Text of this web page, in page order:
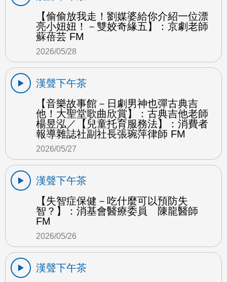
【偷偷放我走！劉媒婆給你介紹一位漂
亮小妞妞！－雙姣奇緣五】：京劇老師
蘇蓓芸 FM
2026/05/28
漢聲下午茶
【音樂故事館－日劇男神也彈古典吉
他！大聖堂歌曲欣賞】：古典吉他老師
楊昱泓／【兒童托育服務法】：消費者
報導雜誌社副社長張琬萍律師 FM
2026/05/27
漢聲下午茶
【失智症保健－吃什麼可以預防失
智？】：消基會醫療委員 陳龍醫師
FM
2026/05/26
漢聲下午茶